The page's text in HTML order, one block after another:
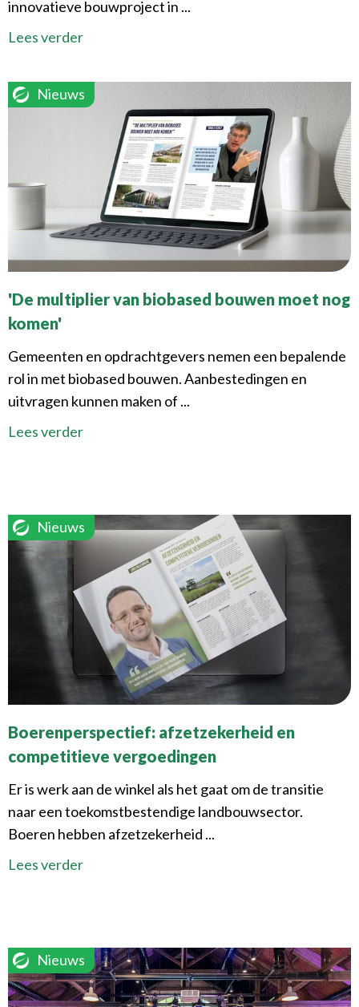
innovatieve bouwproject in ...
Lees verder
Nieuws
'De multiplier van biobased bouwen moet nog
komen'
Gemeenten en opdrachtgevers nemen een bepalende
rol in met biobased bouwen. Aanbestedingen en
uitvragen kunnen maken of ...
Lees verder
Nieuws
Boerenperspectief: afzetzekerheid en
competitieve vergoedingen
Er is werk aan de winkel als het gaat om de transitie
naar een toekomstbestendige landbouwsector.
Boeren hebben afzetzekerheid ...
Lees verder
Nieuws